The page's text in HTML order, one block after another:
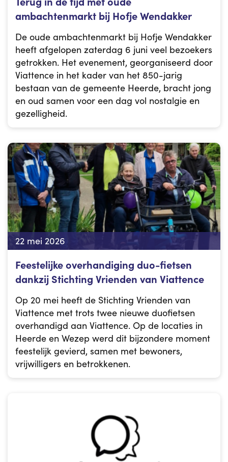
ambachtenmarkt bij Hofje Wendakker
De oude ambachtenmarkt bij Hofje Wendakker
heeft afgelopen zaterdag 6 juni veel bezoekers
getrokken. Het evenement, georganiseerd door
Viattence in het kader van het 850-jarig
bestaan van de gemeente Heerde, bracht jong
en oud samen voor een dag vol nostalgie en
gezelligheid.
22 mei 2026
Feestelijke overhandiging duo-fietsen
dankzij Stichting Vrienden van Viattence
Op 20 mei heeft de Stichting Vrienden van
Viattence met trots twee nieuwe duofietsen
overhandigd aan Viattence. Op de locaties in
Heerde en Wezep werd dit bijzondere moment
feestelijk gevierd, samen met bewoners,
vrijwilligers en betrokkenen.